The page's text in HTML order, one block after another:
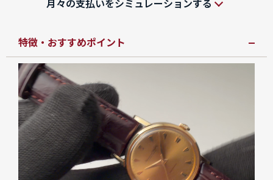
月々の支払いをシミュレーションする
特徴・おすすめポイント